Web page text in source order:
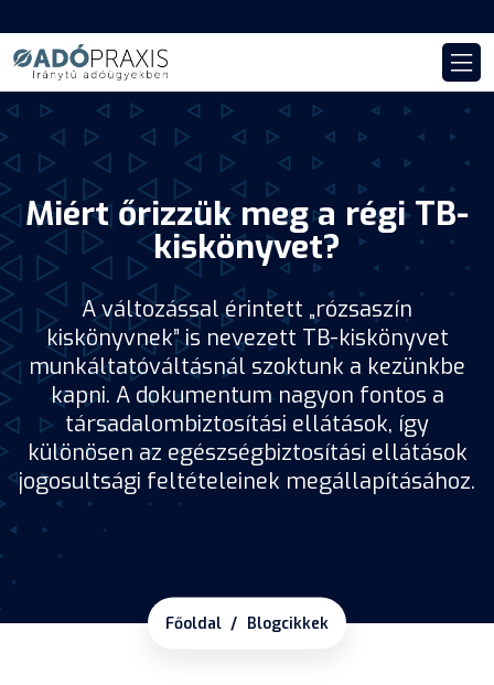
Miért őrizzük meg a régi TB-
kiskönyvet?
A változással érintett „rózsaszín
kiskönyvnek” is nevezett TB-kiskönyvet
munkáltatóváltásnál szoktunk a kezünkbe
kapni. A dokumentum nagyon fontos a
társadalombiztosítási ellátások, így
különösen az egészségbiztosítási ellátások
jogosultsági feltételeinek megállapításához.
Főoldal Blogcikkek